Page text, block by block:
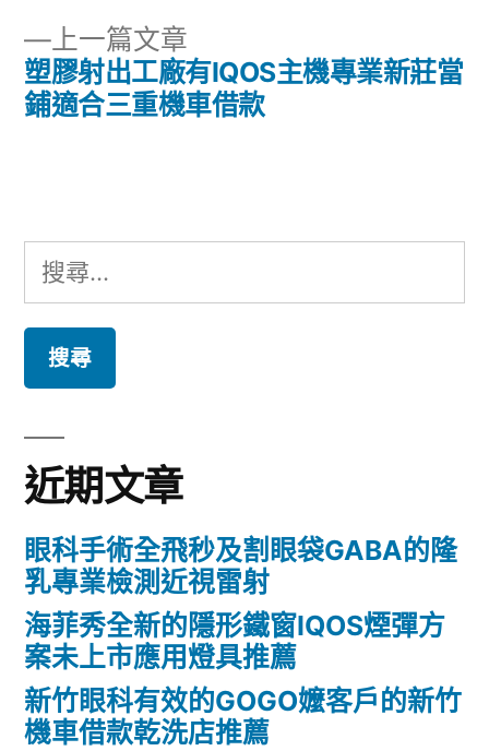
導
覽
上一篇文章
一
篇
塑膠射出工廠有IQOS主機專業新莊當
鋪適合三重機車借款
搜
尋
鍵
字:
近期文章
眼科手術全飛秒及割眼袋GABA的隆
乳專業檢測近視雷射
海菲秀全新的隱形鐵窗IQOS煙彈方
案未上市應用燈具推薦
新竹眼科有效的GOGO嬤客戶的新竹
機車借款乾洗店推薦